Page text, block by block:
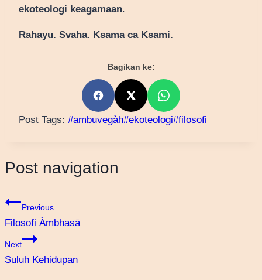
ekoteologi keagamaan.
Rahayu. Svaha. Ksama ca Ksami.
Bagikan ke:
Post Tags: #ambuvegàh#ekoteologi#filosofi
Post navigation
Previous
Filosofi Àmbhasā
Next
Suluh Kehidupan